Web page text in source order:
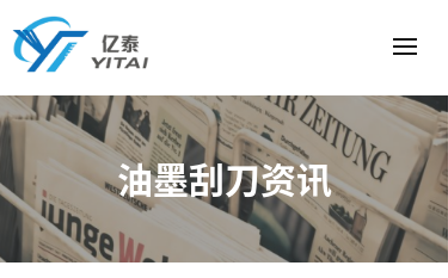
油墨刮刀资讯